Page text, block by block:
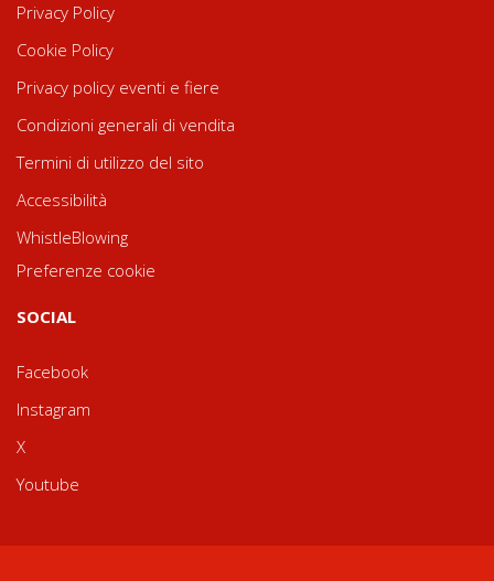
Privacy Policy
Cookie Policy
Privacy policy eventi e fiere
Condizioni generali di vendita
Termini di utilizzo del sito
Accessibilità
WhistleBlowing
Preferenze cookie
SOCIAL
Facebook
Instagram
X
Youtube